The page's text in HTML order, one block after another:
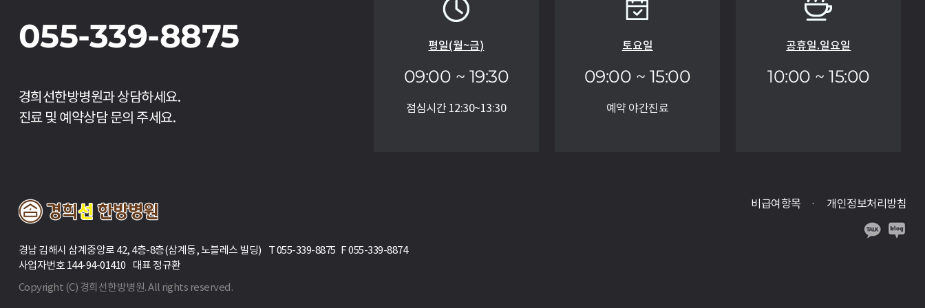
055-339-8875
경희선한방병원과 상담하세요.
진료 및 예약상담 문의 주세요.
평일(월~금)
09:00 ~ 19:30
점심시간 12:30~13:30
토요일
09:00 ~ 15:00
예약 야간진료
공휴일.일요일
10:00 ~ 15:00
비급여항목 개인정보처리방침
경남 김해시 삼계중앙로 42, 4층-8층(삼계동, 노블레스 빌딩) T 055-339-8875 F 055-339-8874
사업자번호 144-94-01410 대표 정규환
Copyright (C) 경희선한방병원. All rights reserved.